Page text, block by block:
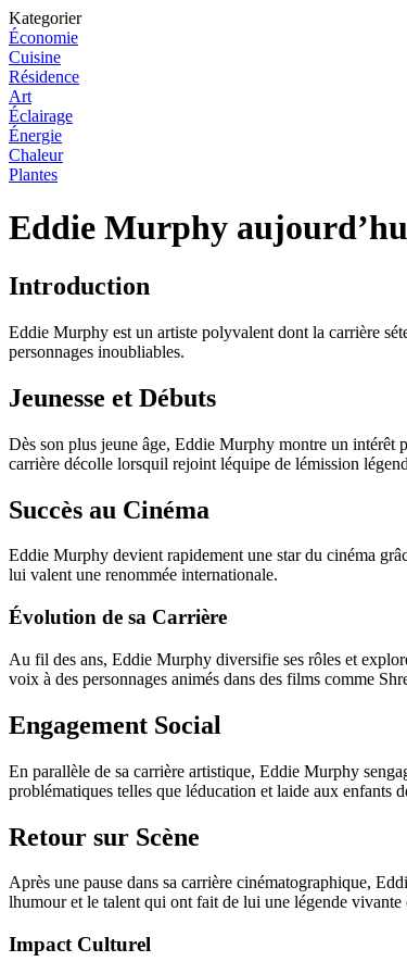
Kategorier
Économie
Cuisine
Résidence
Art
Éclairage
Énergie
Chaleur
Plantes
Eddie Murphy
Introduction
Eddie Murphy est un artiste polyvalent dont la carrière
personnages inoubliables.
Jeunesse et Débuts
Dès son plus jeune âge, Eddie Murphy montre un intérêt
carrière décolle lorsquil rejoint léquipe de lémission
Succès au Cinéma
Eddie Murphy devient rapidement une star du cinéma
lui valent une renommée internationale.
Évolution de sa Carrière
Au fil des ans, Eddie Murphy diversifie ses rôles et
voix à des personnages animés dans des films comme
Engagement Social
En parallèle de sa carrière artistique, Eddie Murphy
problématiques telles que léducation et laide aux enfants
Retour sur Scène
Après une pause dans sa carrière cinématographique,
lhumour et le talent qui ont fait de lui une légende vivante
Impact Culturel